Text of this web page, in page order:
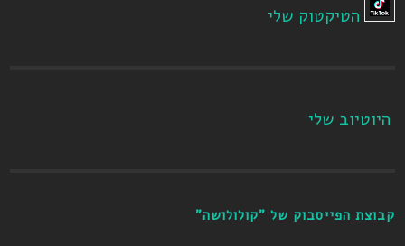
הטיקטוק שלי
היוטיוב שלי
קבוצת הפייסבוק של "קולולושה"